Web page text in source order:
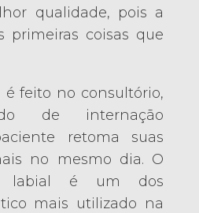
qualidade, pois a
primeiras coisas que
feito no consultório,
de internação
retoma suas
no mesmo dia. O
labial é um dos
mais utilizado na